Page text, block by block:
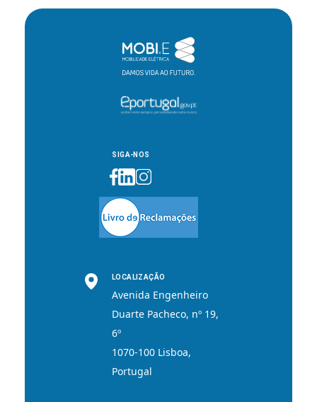
SIGA-NOS
LOCALIZAÇÃO
Avenida Engenheiro
Duarte Pacheco, nº 19,
6º
1070-100 Lisboa,
Portugal